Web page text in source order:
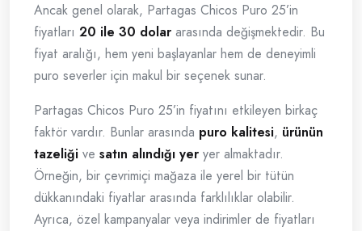
Ancak genel olarak, Partagas Chicos Puro 25’in
fiyatları 20 ile 30 dolar arasında değişmektedir. Bu
fiyat aralığı, hem yeni başlayanlar hem de deneyimli
puro severler için makul bir seçenek sunar.
Partagas Chicos Puro 25’in fiyatını etkileyen birkaç
faktör vardır. Bunlar arasında puro kalitesi, ürünün
tazeliği ve satın alındığı yer yer almaktadır.
Örneğin, bir çevrimiçi mağaza ile yerel bir tütün
dükkanındaki fiyatlar arasında farklılıklar olabilir.
Ayrıca, özel kampanyalar veya indirimler de fiyatları